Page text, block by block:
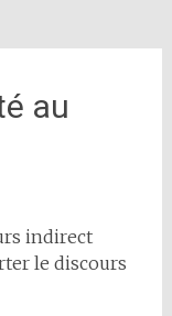
au
indirect
le discours